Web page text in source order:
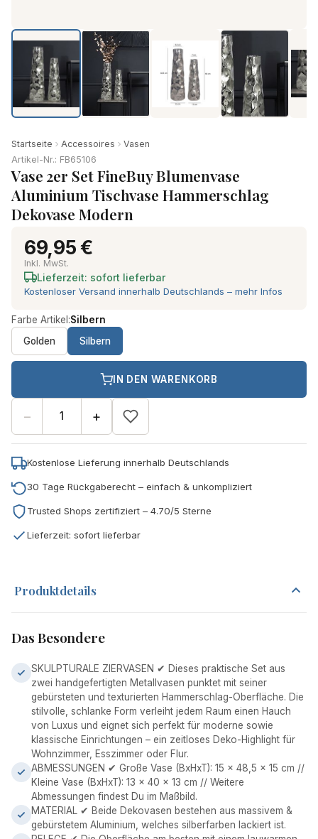
Startseite Accessoires
Vasen
Artikel-Nr.: FB65106
Vase 2er Set FineBuy Blumenvase
Aluminium Tischvase Hammerschlag
Dekovase Modern
69,95 €
Inkl. MwSt.
Lieferzeit: sofort lieferbar
Kostenloser Versand innerhalb Deutschlands – mehr Infos
Farbe Artikel:Silbern
Golden
Silbern
− +
IN DEN WARENKORB
Kostenlose Lieferung innerhalb Deutschlands
30 Tage Rückgaberecht – einfach & unkompliziert
Trusted Shops zertifiziert – 4.70/5 Sterne
Lieferzeit: sofort lieferbar
Produktdetails
Das Besondere
SKULPTURALE ZIERVASEN ✔ Dieses praktische Set aus
zwei handgefertigten Metallvasen punktet mit seiner
gebürsteten und texturierten Hammerschlag-Oberfläche. Die
stilvolle, schlanke Form verleiht jedem Raum einen Hauch
von Luxus und eignet sich perfekt für moderne sowie
klassische Einrichtungen – ein zeitloses Deko-Highlight für
Wohnzimmer, Esszimmer oder Flur.
ABMESSUNGEN ✔ Große Vase (BxHxT): 15 x 48,5 x 15 cm //
Kleine Vase (BxHxT): 13 x 40 x 13 cm // Weitere
Abmessungen findest Du im Maßbild.
MATERIAL ✔ Beide Dekovasen bestehen aus massivem &
gebürstetem Aluminium, welches silberfarben lackiert ist.